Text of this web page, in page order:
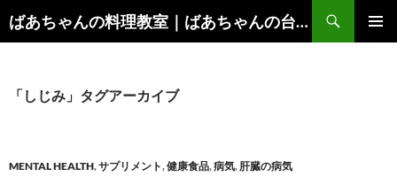
ン
ばあちゃんの料理教室｜ばあちゃんの台所から学ぶ、食と健康の知恵
索
「しじみ」タグアーカイブ
MENTAL HEALTH,サプリメント,健康食品,病気, 肝臓の病気